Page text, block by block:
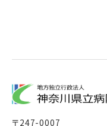
〒247-0007